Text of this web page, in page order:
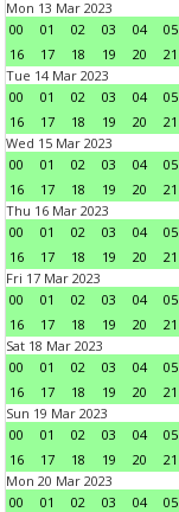
Mon 13 Mar 2023
00
01 02 03 04 05
16
17 18 19 20 21
Tue 14 Mar 2023
00
01 02 03 04 05
16
17 18 19 20 21
Wed 15 Mar 2023
00
01 02 03 04 05
16
17 18 19 20 21
Thu 16 Mar 2023
00
01 02 03 04 05
16
17 18 19 20 21
Fri 17 Mar 2023
00
01 02 03 04 05
16
17 18 19 20 21
Sat 18 Mar 2023
00
01 02 03 04 05
16
17 18 19 20 21
Sun 19 Mar 2023
00
01 02 03 04 05
16
17 18 19 20 21
Mon 20 Mar 2023
00
01 02 03 04 05